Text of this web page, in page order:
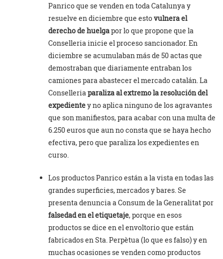
Panrico que se venden en toda Catalunya y
resuelve en diciembre que estovulnera el
derecho de huelgapor lo que propone que la
Conselleria inicie el proceso sancionador. En
diciembre se acumulaban más de 50 actas que
demostraban que diariamente entraban los
camiones para abastecer el mercado catalán. La
Conselleriaparaliza al extremo la resolución del
expedientey no aplica ninguno de los agravantes
que son manifiestos, para acabar con una multa de
6.250 euros que aun no consta que se haya hecho
efectiva, pero que paraliza los expedientes en
curso.
Los productos Panrico están a la vista en todas las
grandes superficies, mercados y bares. Se
presenta denuncia a Consum de la Generalitat por
falsedad en el etiquetaje, porque en esos
productos se dice en el envoltorio que están
fabricados en Sta. Perpètua (lo que es falso) y en
muchas ocasiones se venden como productos